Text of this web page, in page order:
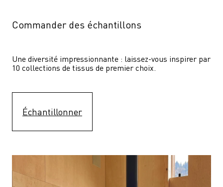
Commander des échantillons
Une diversité impressionnante : laissez-vous inspirer par
10 collections de tissus de premier choix.
Échantillonner